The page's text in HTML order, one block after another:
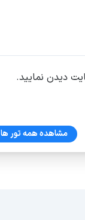
دیدن نمایید.
مشاهده همه تور ها